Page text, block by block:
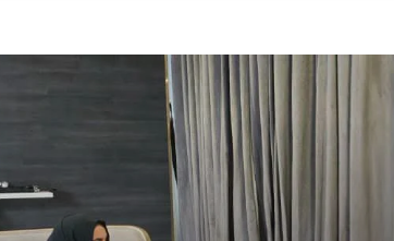
والخارج
تعيينات رئاسية جديدة تشمل المسؤولين
الإداريين لمجلس القيادة الأعلى للقوات
المسلحة
قرار جمهوري بتعيين أركان حرب جديد
للقوات الجوية والدفاع الجوي